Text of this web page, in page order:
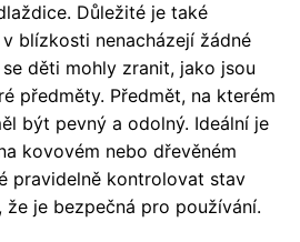
Důležité je také
blízkosti nenacházejí žádné
děti mohly zranit, jako jsou
předměty. Předmět, na kterém
být pevný a odolný. Ideální je
kovovém nebo dřevěném
pravidelně kontrolovat stav
je bezpečná pro používání.